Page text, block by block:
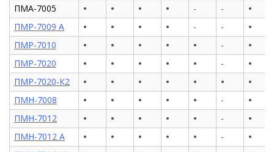
ПМА-7005 • • • • - - •
ПМР-7009 А • • • • - - •
ПМР-7010 • • • • • - •
ПМР-7020 • • • • • - •
ПМР-7020-К2 • • • • • • •
ПМН-7008 • • • • • - •
ПМН-7012 • • • • • - •
ПМН-7012 А • • • • • - •